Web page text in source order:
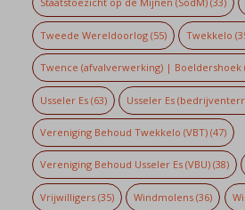
Tweede Wereldoorlog(55) Twekkelo
Twence (afvalverwerking) | Boeldershoek
Usseler Es(63) Usseler Es
Vereniging Behoud Twekkelo (VBT)(47)
Vereniging Behoud Usseler Es (VBU)(38)
Vrijwilligers(35) Windmolens (36)